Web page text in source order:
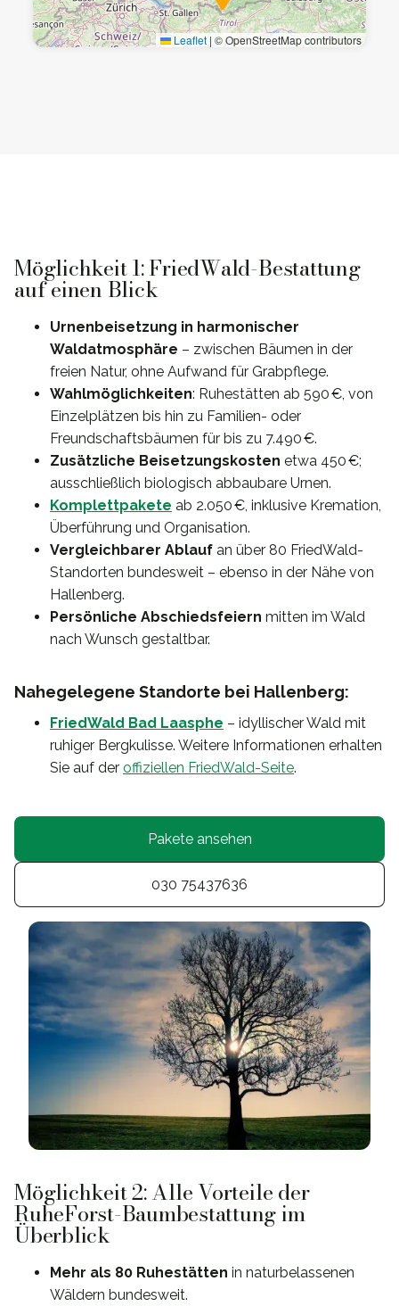
Leaflet | © OpenStreetMap contributors
Möglichkeit 1: FriedWald-Bestattung
auf einen Blick
Urnenbeisetzung in harmonischer
Waldatmosphäre – zwischen Bäumen in der
freien Natur, ohne Aufwand für Grabpflege.
Wahlmöglichkeiten: Ruhestätten ab 590 €, von
Einzelplätzen bis hin zu Familien- oder
Freundschaftsbäumen für bis zu 7.490 €.
Zusätzliche Beisetzungskosten etwa 450 €;
ausschließlich biologisch abbaubare Urnen.
Komplettpakete ab 2.050 €, inklusive Kremation,
Überführung und Organisation.
Vergleichbarer Ablauf an über 80 FriedWald-
Standorten bundesweit – ebenso in der Nähe von
Hallenberg.
Persönliche Abschiedsfeiern mitten im Wald
nach Wunsch gestaltbar.
Nahegelegene Standorte bei Hallenberg:
FriedWald Bad Laasphe – idyllischer Wald mit
ruhiger Bergkulisse. Weitere Informationen erhalten
Sie auf der offiziellen FriedWald-Seite.
Pakete ansehen
030 75437636
Möglichkeit 2: Alle Vorteile der
RuheForst-Baumbestattung im
Überblick
Mehr als 80 Ruhestätten in naturbelassenen
Wäldern bundesweit.